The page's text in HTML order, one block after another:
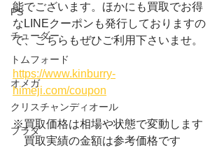
PS
チューダー
トムフォード
オメガ
クリスチャンディオール
プラダ
能でございます。ほかにも買取でお得
なLINEクーポンも発行しておりますの
で、こちらもぜひご利用下さいませ。
https://www.kinburry-
himeji.com/coupon
※買取価格は相場や状態で変動します
買取実績の金額は参考価格です